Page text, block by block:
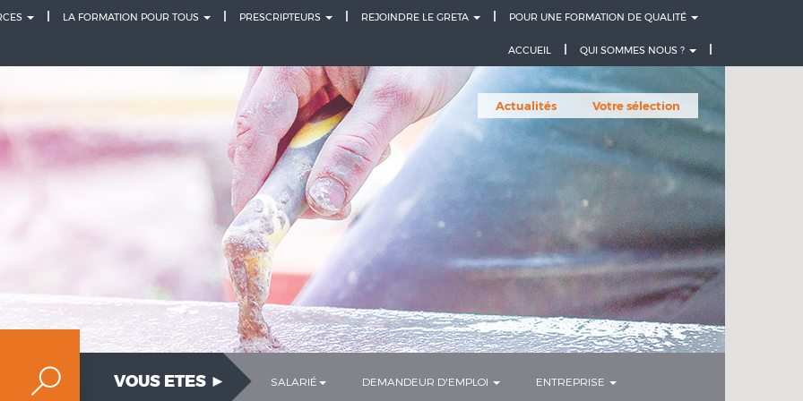
POUR UNE FORMATION DE QUALITÉ
REJOINDRE LE GRETA
PRESCRIPTEURS
LA FORMATION POUR TOUS
QUI SOMMES NOUS ?
ACCUEIL
Actualités Votre sélection
VOUS ETES ► SALARIÉ DEMANDEUR D'EMPLOI ENTREPRISE